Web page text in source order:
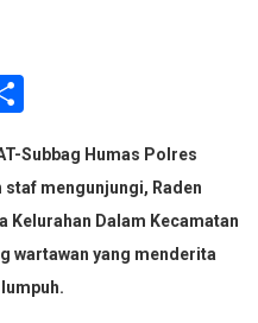
Subbag Humas Polres
mengunjungi, Raden
Kelurahan Dalam Kecamatan
wartawan yang menderita